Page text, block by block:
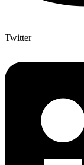
Twitter